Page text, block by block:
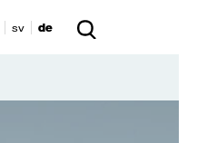
sv de